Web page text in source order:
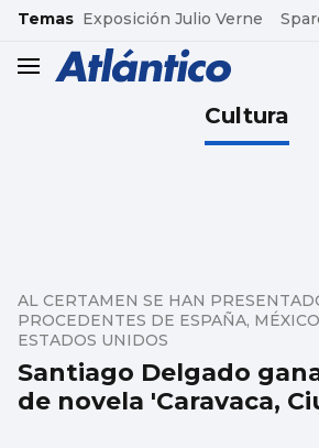
common.go-to-content
Temas Exposición Julio Verne
header.menu.open
Cultura
Santiago Delgado
de novela 'Caravaca,
AL CERTAMEN SE HAN
PROCEDENTES DE ESPAÑA,
ESTADOS UNIDOS